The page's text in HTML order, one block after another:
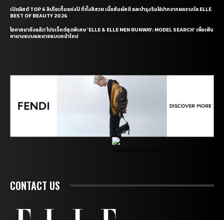
เปิดลิสต์ TOP 6 ลิปไอเท็มแห่งปี ที่ทั้งสีสวย เนื้อสัมผัสดี และบำรุงริมฝีปากจากผลรางวัล ELLE
BEST OF BEAUTY 2026
โอกาสมาถึงแล้ว! โปรเจ็กต์สุดพิเศษ ‘ELLE & ELLE MEN RUNWAY: MODEL SEARCH’ เพื่อเฟ้น
หานางแบบและนายแบบหน้าใหม่
CONTACT US